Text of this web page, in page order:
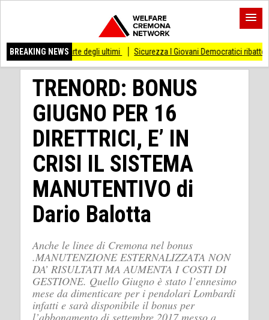
BREAKING NEWS
parte degli ultimi Sicurezza I Giovani Democratici ribattono ai Giovani di
TRENORD: BONUS
GIUGNO PER 16
DIRETTRICI, E’ IN
CRISI IL SISTEMA
MANUTENTIVO di
Dario Balotta
Anche le linee di Cremona nel bonus
.MANUTENZIONE ESTERNALIZZATA NON
DA’ RISULTATI MA AUMENTA I COSTI DI
GESTIONE. Quello Giugno è stato l’ennesimo
mese da dimenticare per i pendolari Lombardi
infatti e sarà disponibile il bonus per
l’abbonamento di settembre 2017 messo a